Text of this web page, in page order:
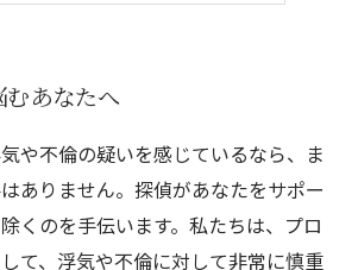
あなたへ
や不倫の疑いを感じているなら、ま
ありません。探偵があなたをサポー
くのを手伝います。私たちは、プロ
て、浮気や不倫に対して非常に慎重